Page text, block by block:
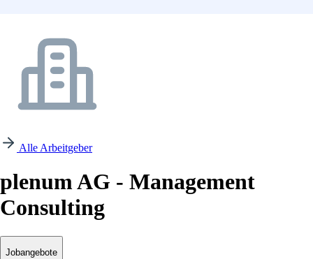
Alle Arbeitgeber
plenum AG - Management
Consulting
Jobangebote